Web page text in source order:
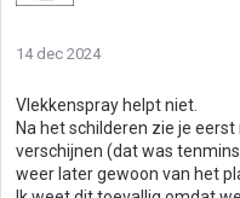
14 dec 2024
Vlekkenspray helpt niet.
Na het schilderen zie je
verschijnen (dat was
weer later gewoon van het